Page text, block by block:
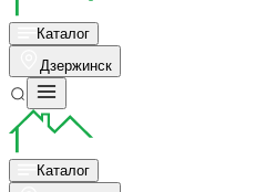
Каталог
Дзержинск
Каталог